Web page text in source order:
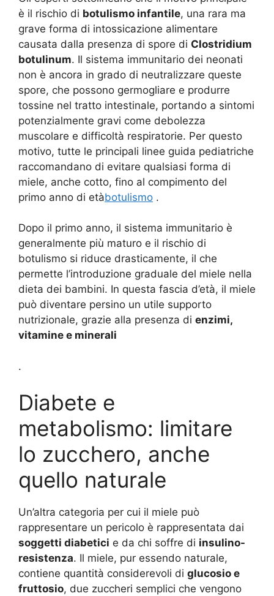
è il rischio di botulismo infantile, una rara ma
grave forma di intossicazione alimentare
causata dalla presenza di spore di Clostridium
botulinum. Il sistema immunitario dei neonati
non è ancora in grado di neutralizzare queste
spore, che possono germogliare e produrre
tossine nel tratto intestinale, portando a sintomi
potenzialmente gravi come debolezza
muscolare e difficoltà respiratorie. Per questo
motivo, tutte le principali linee guida pediatriche
raccomandano di evitare qualsiasi forma di
miele, anche cotto, fino al compimento del
primo anno di etàbotulismo .
Dopo il primo anno, il sistema immunitario è
generalmente più maturo e il rischio di
botulismo si riduce drasticamente, il che
permette l’introduzione graduale del miele nella
dieta dei bambini. In questa fascia d’età, il miele
può diventare persino un utile supporto
nutrizionale, grazie alla presenza di enzimi,
vitamine e minerali
.
Diabete e
metabolismo: limitare
lo zucchero, anche
quello naturale
Un’altra categoria per cui il miele può
rappresentare un pericolo è rappresentata dai
soggetti diabetici e da chi soffre di insulino-
resistenza. Il miele, pur essendo naturale,
contiene quantità considerevoli di glucosio e
fruttosio, due zuccheri semplici che vengono